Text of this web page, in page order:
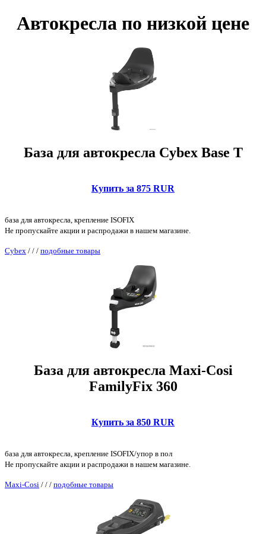
Автокресла по низкой цене
База для автокресла Cybex Base T
Купить за 875 RUR
база для автокресла, крепление ISOFIX
Не пропускайте акции и распродажи в нашем магазине.
Cybex / / / подобные товары
База для автокресла Maxi-Cosi
FamilyFix 360
Купить за 850 RUR
база для автокресла, крепление ISOFIX/упор в пол
Не пропускайте акции и распродажи в нашем магазине.
Maxi-Cosi / / / подобные товары